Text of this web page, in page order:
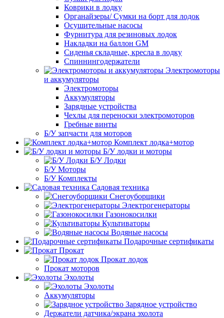
Коврики в лодку
Органайзеры/ Сумки на борт для лодок
Осушительные насосы
Фурнитура для резиновых лодок
Накладки на баллон GM
Сиденья складные, кресла в лодку
Спиннингодержатели
Электромоторы
и аккумуляторы
Электромоторы
Аккумуляторы
Зарядные устройства
Чехлы для переноски электромоторов
Гребные винты
Б/У запчасти для моторов
Комплект лодка+мотор
Б/У лодки и моторы
Б/У Лодки
Б/У Моторы
Б/У Комплекты
Садовая техника
Снегоуборщики
Электрогенераторы
Газонокосилки
Культиваторы
Водяные насосы
Подарочные сертификаты
Прокат
Прокат лодок
Прокат моторов
Эхолоты
Эхолоты
Аккумуляторы
Зарядное устройство
Держатели датчика/экрана эхолота